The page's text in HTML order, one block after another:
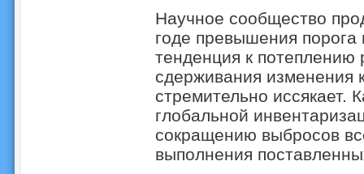
Научное сообщество
годе превышения
тенденция к потеплению
сдерживания изменения
стремительно иссякает.
глобальной
сокращению выбросов
выполнения